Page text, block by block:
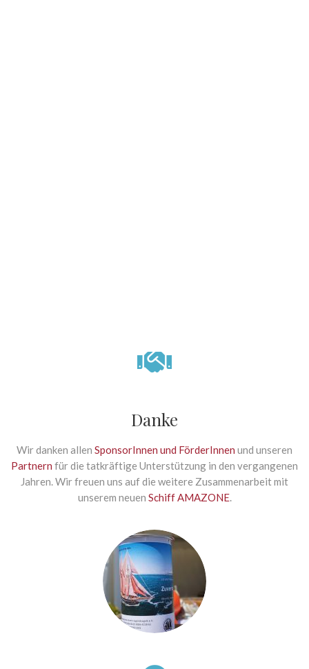
Danke
Wir danken allen SponsorInnen und FörderInnen und unseren
Partnern für die tatkräftige Unterstützung in den vergangenen
Jahren. Wir freuen uns auf die weitere Zusammenarbeit mit
unserem neuen Schiff AMAZONE.